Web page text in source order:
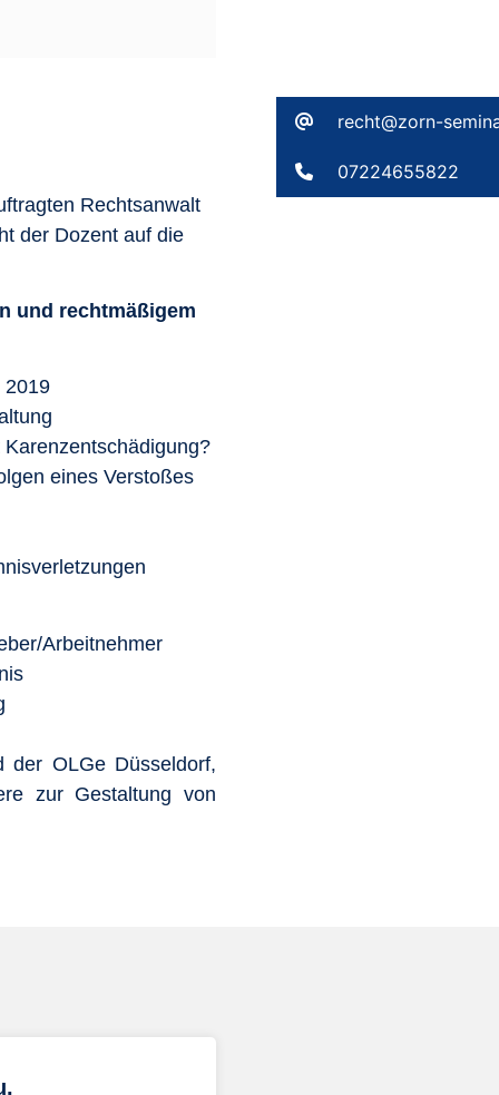
Rechtsanwalt
der Dozent auf die
und rechtmäßigem
2019
eines Verstoßes
Arbeitnehmer
der OLGe Düsseldorf,
zur Gestaltung von
recht@zorn-
07224655822